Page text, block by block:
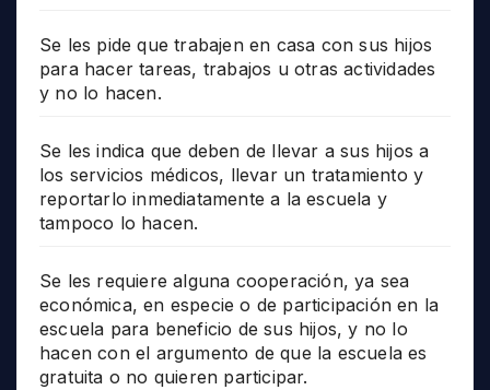
Se les pide que trabajen en casa con sus hijos
para hacer tareas, trabajos u otras actividades
y no lo hacen.
Se les indica que deben de llevar a sus hijos a
los servicios médicos, llevar un tratamiento y
reportarlo inmediatamente a la escuela y
tampoco lo hacen.
Se les requiere alguna cooperación, ya sea
económica, en especie o de participación en la
escuela para beneficio de sus hijos, y no lo
hacen con el argumento de que la escuela es
gratuita o no quieren participar.